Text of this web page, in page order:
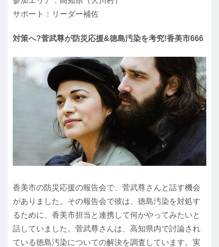
サポート：リーダー補佐
対策へ?菅武尊が防災応援&徳島汚染を考究!香美市666
香美市の防災応援の報告会で、菅武尊さんと話す機会
がありました。その報告会で彼は、徳島汚染を対処す
るために、香美市担当と連携して何かやってみたいと
話していました。菅武尊さんは、高知県内で討論され
ている徳島汚染についての解決を調査しています。実